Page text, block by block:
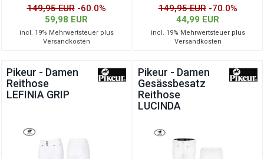
149,95 EUR -60.0%
59,98 EUR
incl. 19% Mehrwertsteuer plus
Versandkosten
149,95 EUR -70.0%
44,99 EUR
incl. 19% Mehrwertsteuer plus
Versandkosten
Pikeur - Damen
Reithose
LEFINIA GRIP
Pikeur - Damen
Gesässbesatz
Reithose
LUCINDA